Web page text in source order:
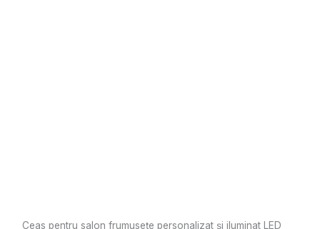
Ceas pentru salon frumusețe personalizat și iluminat LED